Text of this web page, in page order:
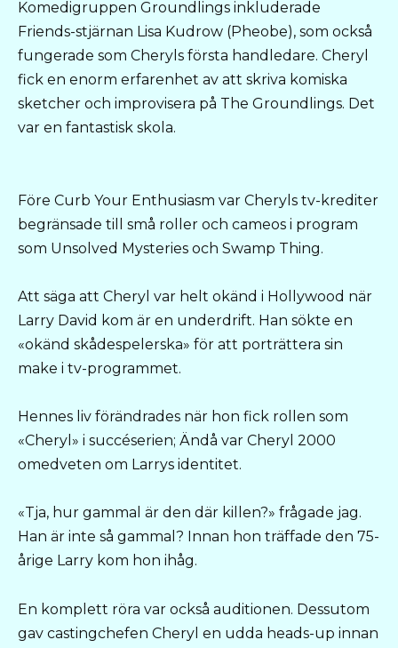
Komedigruppen Groundlings inkluderade
Friends-stjärnan Lisa Kudrow (Pheobe), som också
fungerade som Cheryls första handledare. Cheryl
fick en enorm erfarenhet av att skriva komiska
sketcher och improvisera på The Groundlings. Det
var en fantastisk skola.
Före Curb Your Enthusiasm var Cheryls tv-krediter
begränsade till små roller och cameos i program
som Unsolved Mysteries och Swamp Thing.
Att säga att Cheryl var helt okänd i Hollywood när
Larry David kom är en underdrift. Han sökte en
«okänd skådespelerska» för att porträttera sin
make i tv-programmet.
Hennes liv förändrades när hon fick rollen som
«Cheryl» i succéserien; Ändå var Cheryl 2000
omedveten om Larrys identitet.
«Tja, hur gammal är den där killen?» frågade jag.
Han är inte så gammal? Innan hon träffade den 75-
årige Larry kom hon ihåg.
En komplett röra var också auditionen. Dessutom
gav castingchefen Cheryl en udda heads-up innan